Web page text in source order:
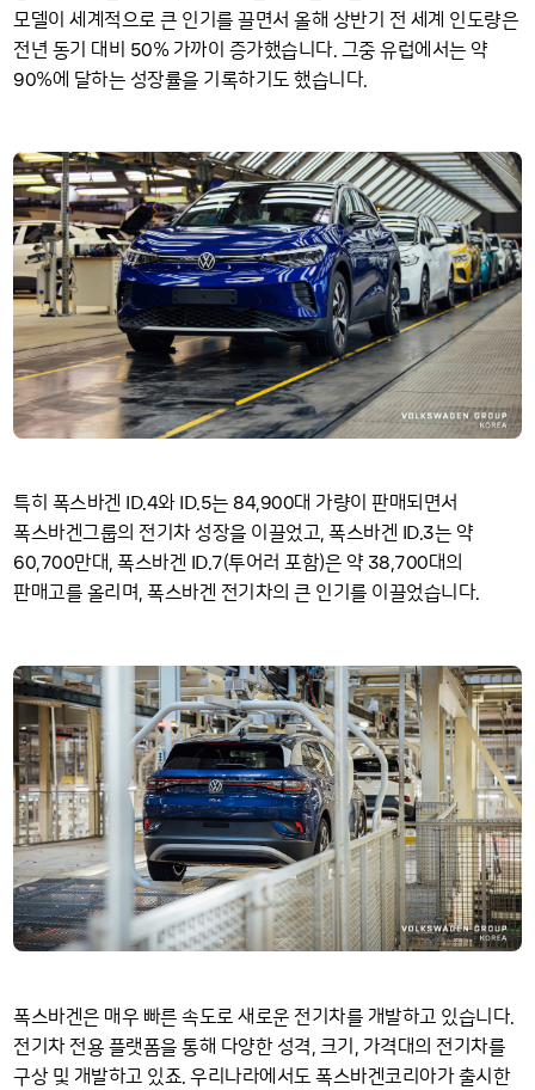
모델이 세계적으로 큰 인기를 끌면서 올해 상반기 전 세계 인도량은
전년 동기 대비 50% 가까이 증가했습니다. 그중 유럽에서는 약
90%에 달하는 성장률을 기록하기도 했습니다.
특히 폭스바겐 ID.4와 ID.5는 84,900대 가량이 판매되면서
폭스바겐그룹의 전기차 성장을 이끌었고, 폭스바겐 ID.3는 약
60,700만대, 폭스바겐 ID.7(투어러 포함)은 약 38,700대의
판매고를 올리며, 폭스바겐 전기차의 큰 인기를 이끌었습니다.
폭스바겐은 매우 빠른 속도로 새로운 전기차를 개발하고 있습니다.
전기차 전용 플랫폼을 통해 다양한 성격, 크기, 가격대의 전기차를
구상 및 개발하고 있죠. 우리나라에서도 폭스바겐코리아가 출시한